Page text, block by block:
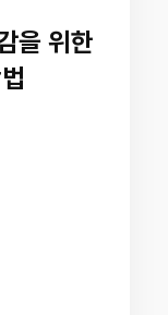
을 위한